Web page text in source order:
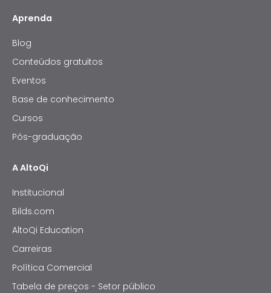
Aprenda
Blog
Conteúdos gratuitos
Eventos
Base de conhecimento
Cursos
Pós-graduação
A AltoQi
Institucional
Bilds.com
AltoQi Education
Carreiras
Política Comercial
Tabela de preços - Setor público